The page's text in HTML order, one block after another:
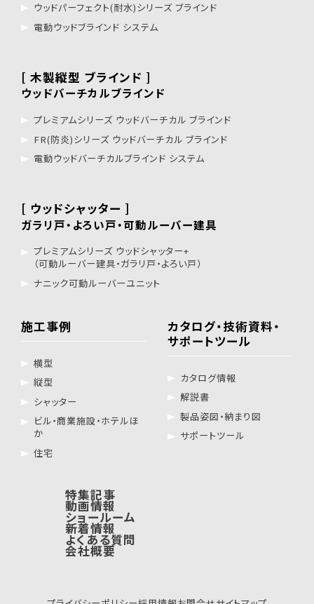
ウッドパーフェクト(耐水)シリーズ ブラインド
電動ウッドブラインド システム
[ 木製縦型 ブラインド ]
ウッドバーチカルブラインド
プレミアムシリーズ ウッドバーチカル ブラインド
FR(防炎)シリーズ ウッドバーチカル ブラインド
電動ウッドバーチカルブラインド システム
[ ウッドシャッター ]
ガラリ戸・よろい戸・可動ルーバー建具
プレミアムシリーズ ウッドシャッター+
（可動ルーバー建具・ガラリ戸・よろい戸）
ナニック可動ルーバーユニット
施工事例
横型
縦型
シャッター
ビル・商業施設・ホテルほ
か
住宅
カタログ・技術資料・
サポートツール
カタログ情報
解説書
製品姿図・納まり図
サポートツール
特集記事
動画情報
ショールーム
新着情報
よくある質問
会社概要